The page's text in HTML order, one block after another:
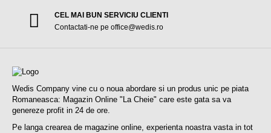
CEL MAI BUN SERVICIU CLIENTI
Contactati-ne pe office@wedis.ro
Wedis Company vine cu o noua abordare si un produs unic pe piata
Romaneasca: Magazin Online "La Cheie" care este gata sa va
genereze profit in 24 de ore.
Pe langa crearea de magazine online, experienta noastra vasta in tot